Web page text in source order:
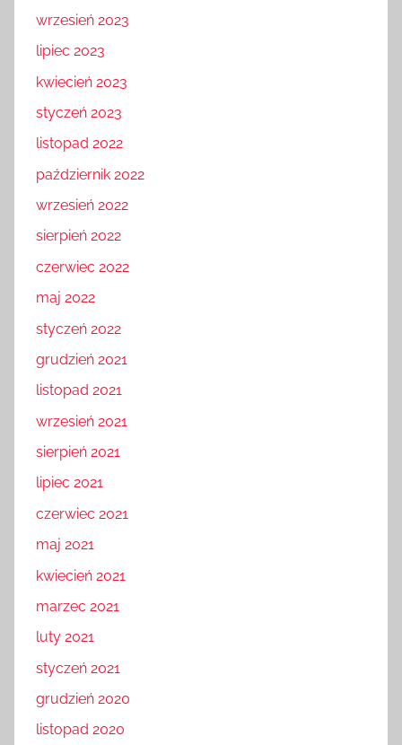
wrzesień 2023
lipiec 2023
kwiecień 2023
styczeń 2023
listopad 2022
październik 2022
wrzesień 2022
sierpień 2022
czerwiec 2022
maj 2022
styczeń 2022
grudzień 2021
listopad 2021
wrzesień 2021
sierpień 2021
lipiec 2021
czerwiec 2021
maj 2021
kwiecień 2021
marzec 2021
luty 2021
styczeń 2021
grudzień 2020
listopad 2020